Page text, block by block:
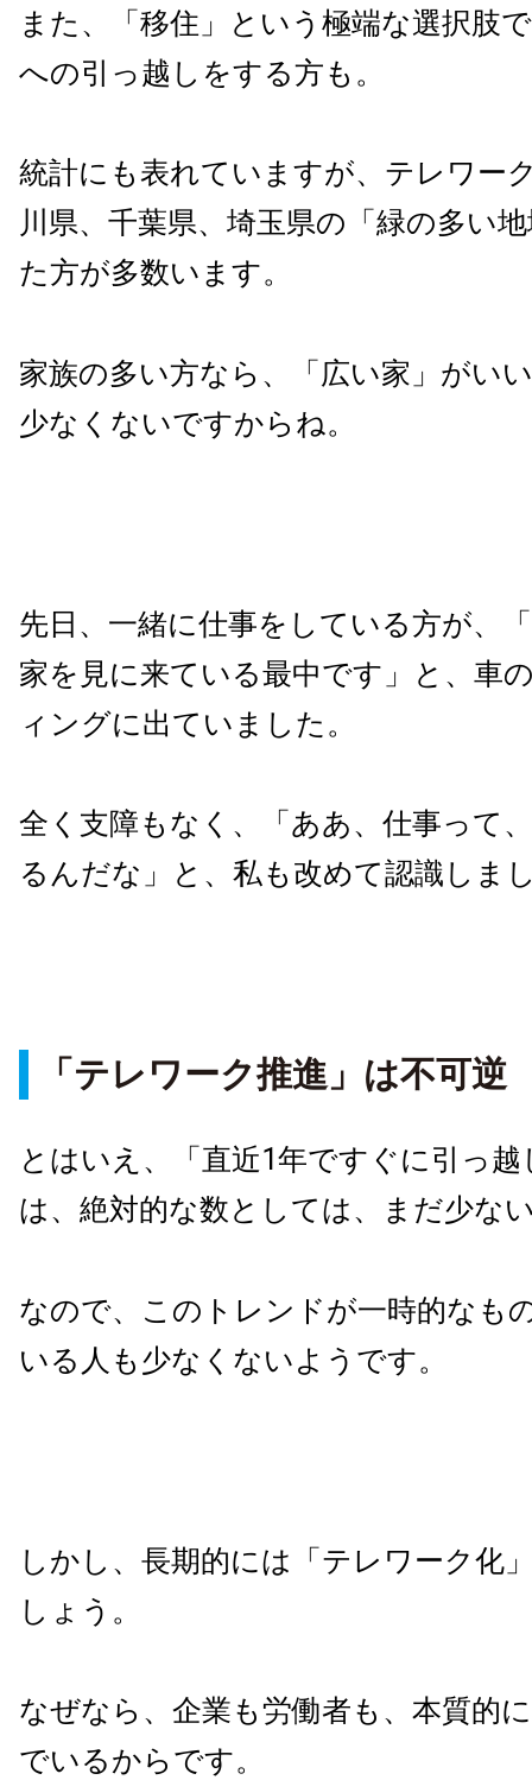
また、「移住」という極端な選択肢
への引っ越しをする方も。
統計にも表れていますが、テレワー
川県、千葉県、埼玉県の「緑の多い
た方が多数います。
家族の多い方なら、「広い家」がい
少なくないですからね。
先日、一緒に仕事をしている方が、
家を見に来ている最中です」と、車
ィングに出ていました。
全く支障もなく、「ああ、仕事って
るんだな」と、私も改めて認識しま
「テレワーク推進」は不可逆
とはいえ、「直近1年ですぐに引っ
は、絶対的な数としては、まだ少な
なので、このトレンドが一時的なも
いる人も少なくないようです。
しかし、長期的には「テレワーク化
しょう。
なぜなら、企業も労働者も、本質的
でいるからです。